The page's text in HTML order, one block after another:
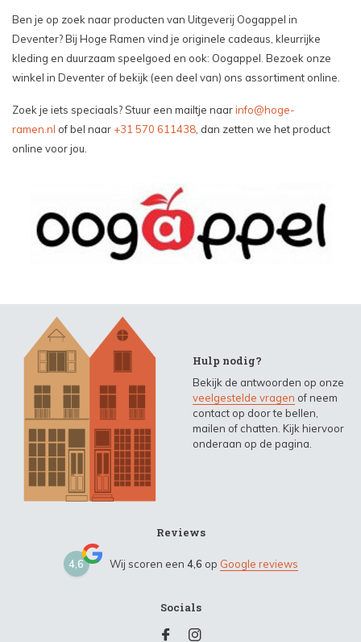
Ben je op zoek naar producten van Uitgeverij Oogappel in
Deventer? Bij Hoge Ramen vind je originele cadeaus, kleurrijke
kleding en duurzaam speelgoed en ook: Oogappel. Bezoek onze
winkel in Deventer of bekijk (een deel van) ons assortiment online.
Zoek je iets speciaals? Stuur een mailtje naarinfo@hoge-
ramen.nl of bel naar +31 570 611438 , dan zetten we het product
online voor jou.
Hulp nodig?
Bekijk de antwoorden op onze
veelgestelde vragen of neem
contact op door te bellen,
mailen of chatten. Kijk hiervoor
onderaan op de pagina.
Reviews
4,6 Wij scoren een 4,6 op Google reviews
Socials